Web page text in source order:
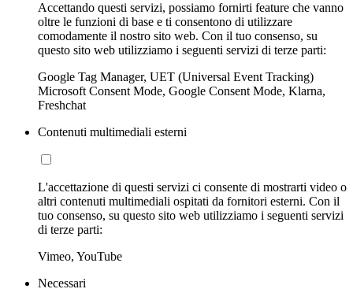
Accettando questi servizi, possiamo fornirti feature che vanno
oltre le funzioni di base e ti consentono di utilizzare
comodamente il nostro sito web. Con il tuo consenso, su
questo sito web utilizziamo i seguenti servizi di terze parti:
Google Tag Manager, UET (Universal Event Tracking)
Microsoft Consent Mode, Google Consent Mode, Klarna,
Freshchat
Contenuti multimediali esterni
L'accettazione di questi servizi ci consente di mostrarti video o
altri contenuti multimediali ospitati da fornitori esterni. Con il
tuo consenso, su questo sito web utilizziamo i seguenti servizi
di terze parti:
Vimeo, YouTube
Necessari